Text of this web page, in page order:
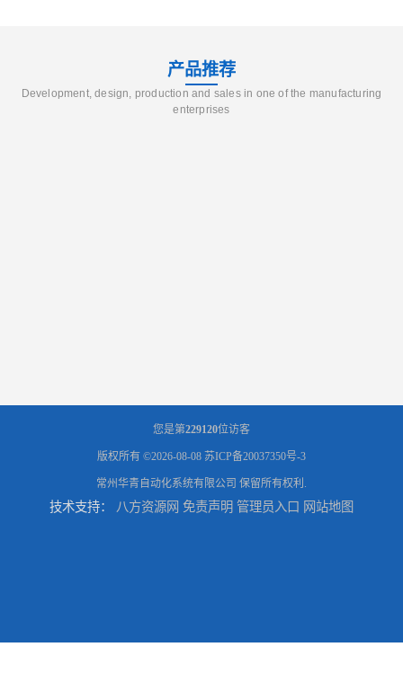
产品推荐
Development, design, production and sales in one of the manufacturing
enterprises
您是第229120位访客
版权所有 ©2026-08-08 苏ICP备20037350号-3
常州华青自动化系统有限公司 保留所有权利.
技术支持： 八方资源网 免责声明 管理员入口 网站地图